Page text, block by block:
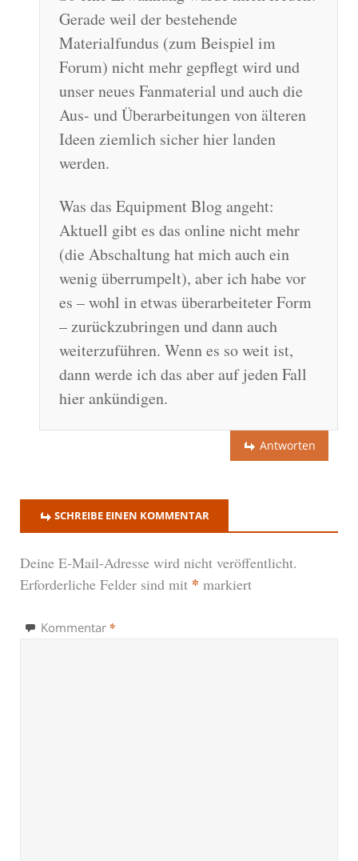
Gerade weil der bestehende
Materialfundus (zum Beispiel im
Forum) nicht mehr gepflegt wird und
unser neues Fanmaterial und auch die
Aus- und Überarbeitungen von älteren
Ideen ziemlich sicher hier landen
werden.
Was das Equipment Blog angeht:
Aktuell gibt es das online nicht mehr
(die Abschaltung hat mich auch ein
wenig überrumpelt), aber ich habe vor
es – wohl in etwas überarbeiteter Form
– zurückzubringen und dann auch
weiterzuführen. Wenn es so weit ist,
dann werde ich das aber auf jeden Fall
hier ankündigen.
Antworten
SCHREIBE EINEN KOMMENTAR
Deine E-Mail-Adresse wird nicht veröffentlicht.
Erforderliche Felder sind mit * markiert
Kommentar *